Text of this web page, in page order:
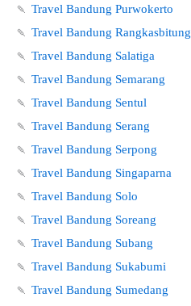
🍡 Travel Bandung Purwokerto
🍡 Travel Bandung Rangkasbitung
🍡 Travel Bandung Salatiga
🍡 Travel Bandung Semarang
🍡 Travel Bandung Sentul
🍡 Travel Bandung Serang
🍡 Travel Bandung Serpong
🍡 Travel Bandung Singaparna
🍡 Travel Bandung Solo
🍡 Travel Bandung Soreang
🍡 Travel Bandung Subang
🍡 Travel Bandung Sukabumi
🍡 Travel Bandung Sumedang